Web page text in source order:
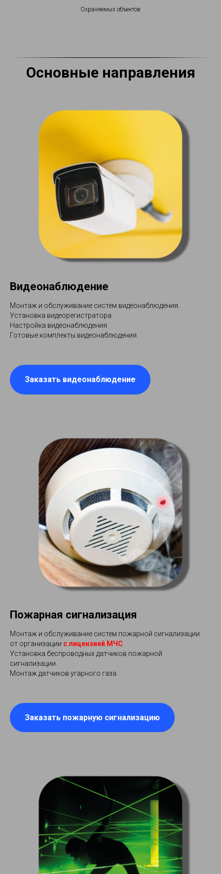
Охраняемых объектов
Основные направления
Видеонаблюдение
Монтаж и обслуживание систем видеонаблюдения.
Установка видеорегистратора.
Настройка видеонаблюдения.
Готовые комплекты видеонаблюдения.
Заказать видеонаблюдение
Пожарная сигнализация
Монтаж и обслуживание систем пожарной сигнализации
от организации с лицензией МЧС
Установка беспроводных датчиков пожарной
сигнализации.
Монтаж датчиков угарного газа.
Заказать пожарную сигнализацию